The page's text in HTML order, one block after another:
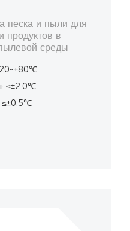
песка и пыли для
продуктов в
среды
20~+80℃
≤±2.0℃
≤±0.5℃